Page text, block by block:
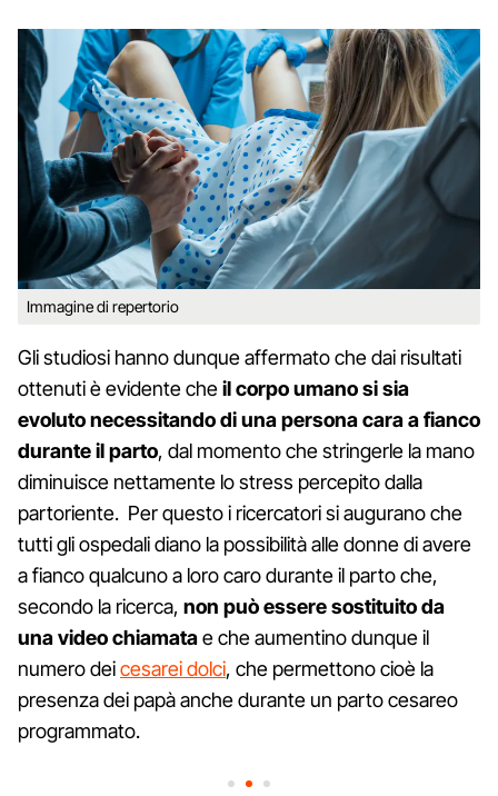
Immagine di repertorio
Gli studiosi hanno dunque affermato che dai risultati
ottenuti è evidente cheil corpo umano si sia
evoluto necessitando di una persona cara a fianco
durante il parto, dal momento che stringerle la mano
diminuisce nettamente lo stress percepito dalla
partoriente. Per questo i ricercatori si augurano che
tutti gli ospedali diano la possibilità alle donne di avere
a fianco qualcuno a loro caro durante il parto che,
secondo la ricerca, non può essere sostituito da
una video chiamatae che aumentino dunque il
numero deicesarei dolci, che permettono cioè la
presenza dei papà anche durante un parto cesareo
programmato.